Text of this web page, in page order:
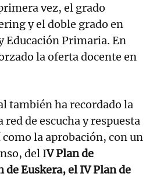
vez, el grado
y el doble grado en
Educación Primaria. En
la oferta docente en
también ha recordado la
red de escucha y respuesta
la aprobación, con un
del IV Plan de
Euskera, el IV Plan de